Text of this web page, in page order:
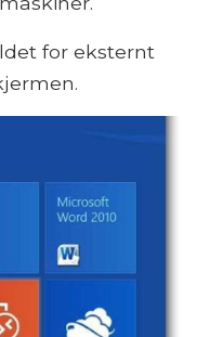
for eksternt